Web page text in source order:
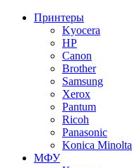
Принтеры
Kyocera
HP
Canon
Brother
Samsung
Xerox
Pantum
Ricoh
Panasonic
Konica Minolta
МФУ